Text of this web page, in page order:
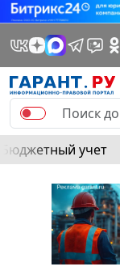
Бюджетный учет